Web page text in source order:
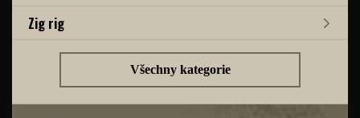
Zig rig
Všechny kategorie